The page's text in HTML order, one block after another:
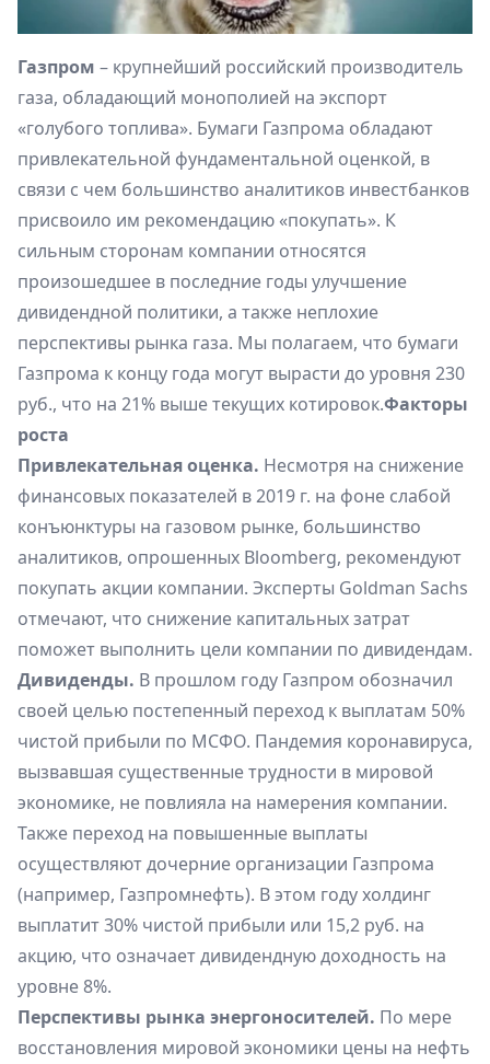
Газпром – крупнейший российский производитель
газа, обладающий монополией на экспорт
«голубого топлива». Бумаги Газпрома обладают
привлекательной фундаментальной оценкой, в
связи с чем большинство аналитиков инвестбанков
присвоило им рекомендацию «покупать». К
сильным сторонам компании относятся
произошедшее в последние годы улучшение
дивидендной политики, а также неплохие
перспективы рынка газа. Мы полагаем, что бумаги
Газпрома к концу года могут вырасти до уровня 230
руб., что на 21% выше текущих котировок.Факторы
роста
Привлекательная оценка. Несмотря на снижение
финансовых показателей в 2019 г. на фоне слабой
конъюнктуры на газовом рынке, большинство
аналитиков, опрошенных Bloomberg, рекомендуют
покупать акции компании. Эксперты Goldman Sachs
отмечают, что снижение капитальных затрат
поможет выполнить цели компании по дивидендам.
Дивиденды. В прошлом году Газпром обозначил
своей целью постепенный переход к выплатам 50%
чистой прибыли по МСФО. Пандемия коронавируса,
вызвавшая существенные трудности в мировой
экономике, не повлияла на намерения компании.
Также переход на повышенные выплаты
осуществляют дочерние организации Газпрома
(например, Газпромнефть). В этом году холдинг
выплатит 30% чистой прибыли или 15,2 руб. на
акцию, что означает дивидендную доходность на
уровне 8%.
Перспективы рынка энергоносителей. По мере
восстановления мировой экономики цены на нефть